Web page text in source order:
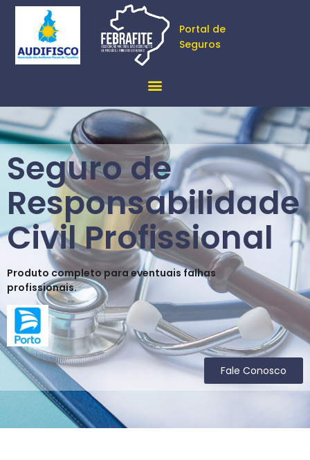
Portal de
Seguros
Seguro de
Responsabilidade
Civil Profissional
Produto completo para eventuais falhas
profissionais.
Fale Conosco